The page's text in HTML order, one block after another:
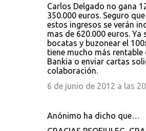
Carlos Delgado no gana
350.000 euros. Seguro
estos ingresos se verán
mas de 620.000 euros. Ya
bocatas y buzonear el
tiene mucho más rentable
Bankia o enviar cartas
colaboración.
6 de junio de 2012 a las
Anónimo ha dicho que…